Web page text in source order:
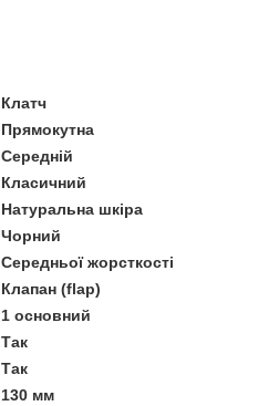
Клатч
Прямокутна
Середній
Класичний
Натуральна шкіра
Чорний
Середньої жорсткості
Клапан (flap)
1 основний
Так
Так
130 мм